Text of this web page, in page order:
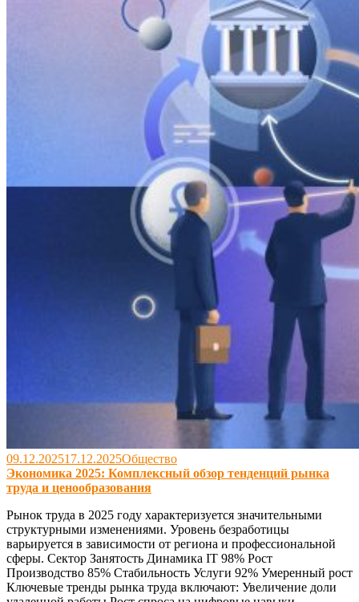
09.12.202517.12.2025Общество
Экономика 2025: Комплексный обзор тенденций рынка
труда и ценообразования
Рынок труда в 2025 году характеризуется значительными
структурными изменениями. Уровень безработицы
варьируется в зависимости от региона и профессиональной
сферы. Сектор Занятость Динамика IT 98% Рост
Производство 85% Стабильность Услуги 92% Умеренный рост
Ключевые тренды рынка труда включают: Увеличение доли